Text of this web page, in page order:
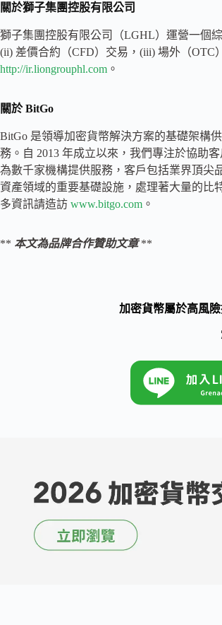
關於獅子集團控股有限公司
獅子集團控股有限公司（LGHL）運營一個
(ii) 差價合約（CFD）交易，(iii) 場外（
http://ir.liongrouphl.com 。
關於 BitGo
BitGo 是領導加密貨幣解決方案的基礎架構
務。自 2013 年成立以來，我們專注於協助
為數千家機構提供服務，客戶包括業界頂尖
資產領域的重要基礎設施，處理著大量的比
多資訊請造訪 www.bitgo.com 。
** 本文為品牌合作贊助文章**
加密貨幣屬於高風